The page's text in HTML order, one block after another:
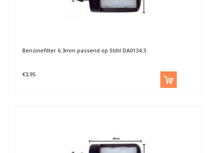
Benzinefilter 6.3mm passend op Stihl DA0134.3
€3,95